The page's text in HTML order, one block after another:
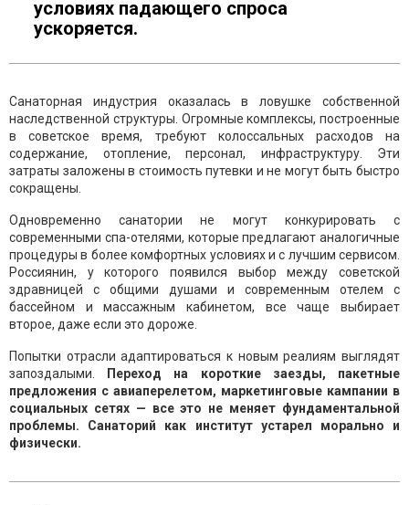
условиях падающего спроса
ускоряется.
Санаторная индустрия оказалась в ловушке собственной
наследственной структуры. Огромные комплексы, построенные
в советское время, требуют колоссальных расходов на
содержание, отопление, персонал, инфраструктуру. Эти
затраты заложены в стоимость путевки и не могут быть быстро
сокращены.
Одновременно санатории не могут конкурировать с
современными спа-отелями, которые предлагают аналогичные
процедуры в более комфортных условиях и с лучшим сервисом.
Россиянин, у которого появился выбор между советской
здравницей с общими душами и современным отелем с
бассейном и массажным кабинетом, все чаще выбирает
второе, даже если это дороже.
Попытки отрасли адаптироваться к новым реалиям выглядят
запоздалыми.
Переход на короткие заезды, пакетные
предложения с авиаперелетом, маркетинговые кампании в
социальных сетях — все это не меняет фундаментальной
проблемы. Санаторий как институт устарел морально и
физически.